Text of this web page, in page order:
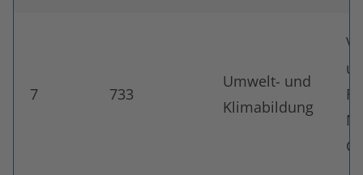
7 733
Umwelt- und
Klimabildung